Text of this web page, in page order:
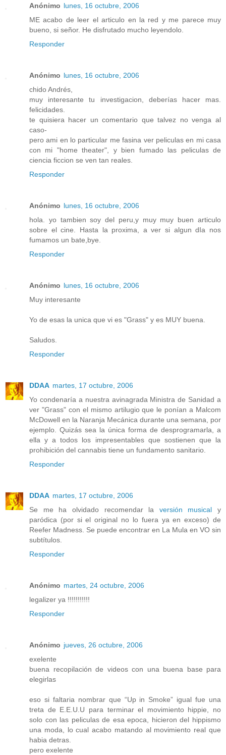
Anónimo lunes, 16 octubre, 2006
ME acabo de leer el articulo en la red y me parece muy
bueno, si señor. He disfrutado mucho leyendolo.
Responder
Anónimo lunes, 16 octubre, 2006
chido Andrés,
muy interesante tu investigacion, deberías hacer mas.
felicidades.
te quisiera hacer un comentario que talvez no venga al
caso-
pero ami en lo particular me fasina ver peliculas en mi casa
con mi "home theater", y bien fumado las peliculas de
ciencia ficcion se ven tan reales.
Responder
Anónimo lunes, 16 octubre, 2006
hola. yo tambien soy del peru,y muy muy buen articulo
sobre el cine. Hasta la proxima, a ver si algun dIa nos
fumamos un bate,bye.
Responder
Anónimo lunes, 16 octubre, 2006
Muy interesante
Yo de esas la unica que vi es "Grass" y es MUY buena.
Saludos.
Responder
DDAA martes, 17 octubre, 2006
Yo condenaría a nuestra avinagrada Ministra de Sanidad a
ver "Grass" con el mismo artilugio que le ponían a Malcom
McDowell en la Naranja Mecánica durante una semana, por
ejemplo. Quizás sea la única forma de desprogramarla, a
ella y a todos los impresentables que sostienen que la
prohibición del cannabis tiene un fundamento sanitario.
Responder
DDAA martes, 17 octubre, 2006
Se me ha olvidado recomendar la versión musical y
paródica (por si el original no lo fuera ya en exceso) de
Reefer Madness. Se puede encontrar en La Mula en VO sin
subtítulos.
Responder
Anónimo martes, 24 octubre, 2006
legalizer ya !!!!!!!!!!!
Responder
Anónimo jueves, 26 octubre, 2006
exelente
buena recopilación de videos con una buena base para
elegirlas
eso si faltaria nombrar que “Up in Smoke” igual fue una
treta de E.E.U.U para terminar el movimiento hippie, no
solo con las peliculas de esa epoca, hicieron del hippismo
una moda, lo cual acabo matando al movimiento real que
habia detras.
pero exelente